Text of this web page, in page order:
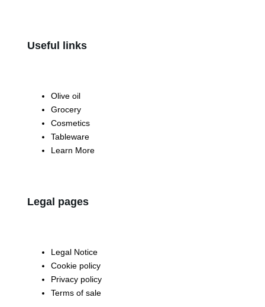
Useful links
Olive oil
Grocery
Cosmetics
Tableware
Learn More
Legal pages
Legal Notice
Cookie policy
Privacy policy
Terms of sale